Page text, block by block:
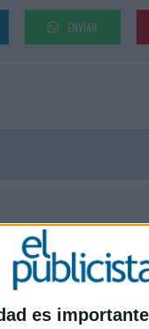
es
ELECTRONICS IBERIA
ENVIAR